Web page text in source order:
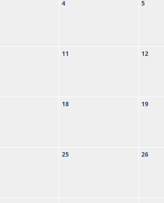
4 5
11 12
18 19
25 26